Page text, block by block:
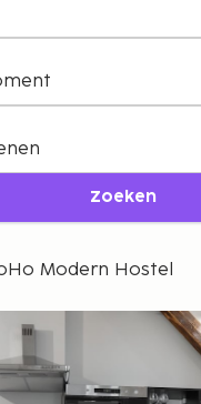
Zoeken
Modern Hostel